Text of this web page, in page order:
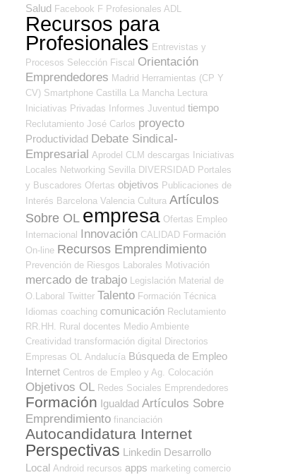
Salud Facebook F Profesionales ADL
Recursos para
Profesionales Entrevistas y
Procesos Selección Fiscal Orientación
Emprendedores Madrid Herramientas (CP Y
CV) Smartphone Castilla La Mancha
Lectura
Iniciativas Privadas
Informes Juventud tiempo
Reclutamiento José Carlos proyecto
Productividad Debate Sindical-
Empresarial Aprodel CLM descargas
Iniciativas
Locales Networking Sevilla DIVERSIDAD Portales
y Buscadores Ofertas objetivos Publicaciones de
Interés Barcelona Valencia Cultura Artículos
Sobre OL empresa Ofertas Empleo
Internacional Innovación CALIDAD Formación
On-line Recursos Emprendimiento
Prevención de Riesgos Laborales Motivación
mercado de trabajo Legislación Material de
O.Laboral Twitter Talento Formación Técnica
Idiomas coaching comunicación Reclutamiento
RR.HH.
Rural docentes Medio Ambiente
Creatividad transformación digital
Directorios
Empresas OL
Andalucía Búsqueda de Empleo
Internet Centros de Empleo y Ag. Colocación
Objetivos OL Redes Sociales Emprendedores
Formación Igualdad Artículos Sobre
Emprendimiento financiación
Autocandidatura Internet
Perspectivas Linkedin Desarrollo
Local Android recursos apps marketing comercio